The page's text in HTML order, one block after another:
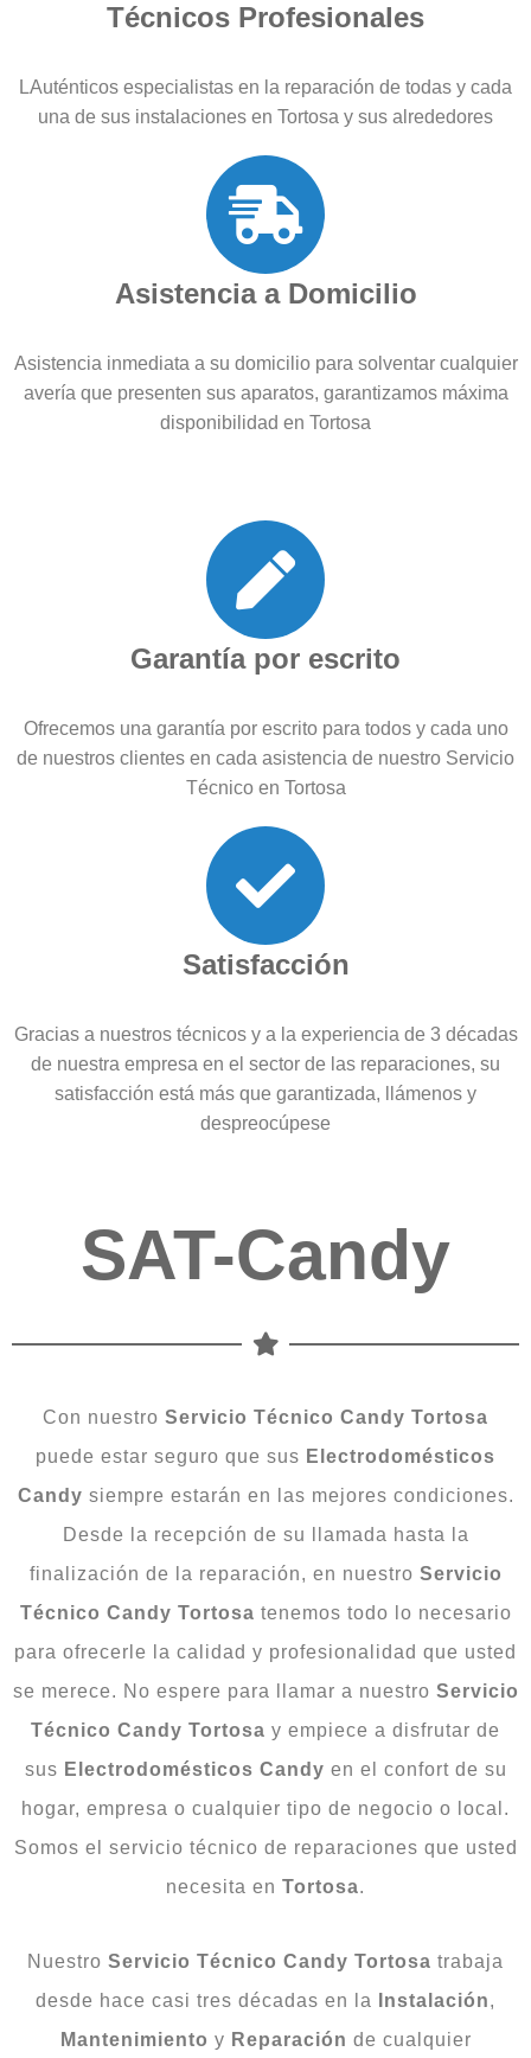
Técnicos Profesionales
LAuténticos especialistas en la reparación de todas y cada
una de sus instalaciones en Tortosa y sus alrededores
Asistencia a Domicilio
Asistencia inmediata a su domicilio para solventar cualquier
avería que presenten sus aparatos, garantizamos máxima
disponibilidad en Tortosa
Garantía por escrito
Ofrecemos una garantía por escrito para todos y cada uno
de nuestros clientes en cada asistencia de nuestro Servicio
Técnico en Tortosa
Satisfacción
Gracias a nuestros técnicos y a la experiencia de 3 décadas
de nuestra empresa en el sector de las reparaciones, su
satisfacción está más que garantizada, llámenos y
despreocúpese
SAT-Candy
Con nuestro Servicio Técnico Candy Tortosa
puede estar seguro que sus Electrodomésticos
Candy siempre estarán en las mejores condiciones.
Desde la recepción de su llamada hasta la
finalización de la reparación, en nuestro Servicio
Técnico Candy Tortosa tenemos todo lo necesario
para ofrecerle la calidad y profesionalidad que usted
se merece. No espere para llamar a nuestro Servicio
Técnico Candy Tortosa y empiece a disfrutar de
sus Electrodomésticos Candy en el confort de su
hogar, empresa o cualquier tipo de negocio o local.
Somos el servicio técnico de reparaciones que usted
necesita en Tortosa.
Nuestro Servicio Técnico Candy Tortosa trabaja
desde hace casi tres décadas en la
Instalación,
Mantenimiento y Reparación de cualquier